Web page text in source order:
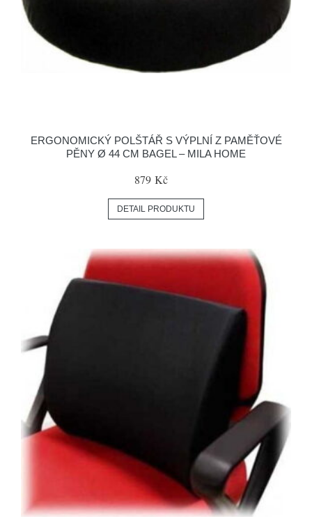
ERGONOMICKÝ POLŠTÁŘ S VÝPLNÍ Z PAMĚŤOVÉ
PĚNY Ø 44 CM BAGEL – MILA HOME
879 Kč
DETAIL PRODUKTU